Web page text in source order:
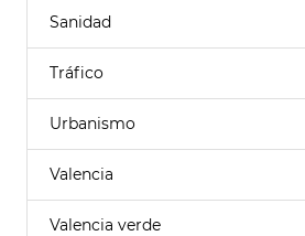
Sanidad
Tráfico
Urbanismo
Valencia
Valencia verde